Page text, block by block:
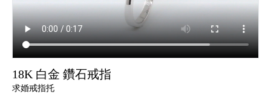
18K 白金 鑽石戒指
求婚戒指托